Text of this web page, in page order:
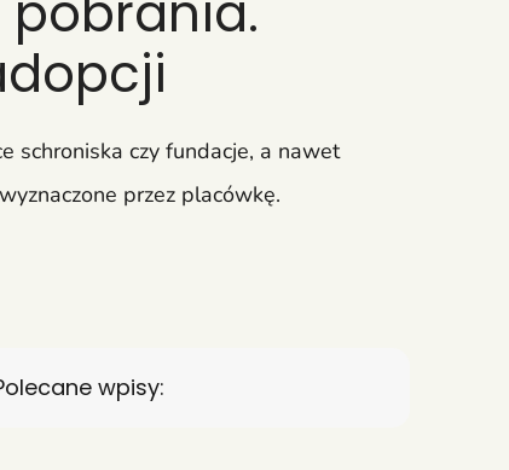
schroniska czy fundacje, a nawet
przez placówkę.
wpisy: